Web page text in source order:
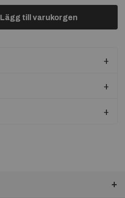
Lägg till varukorgen